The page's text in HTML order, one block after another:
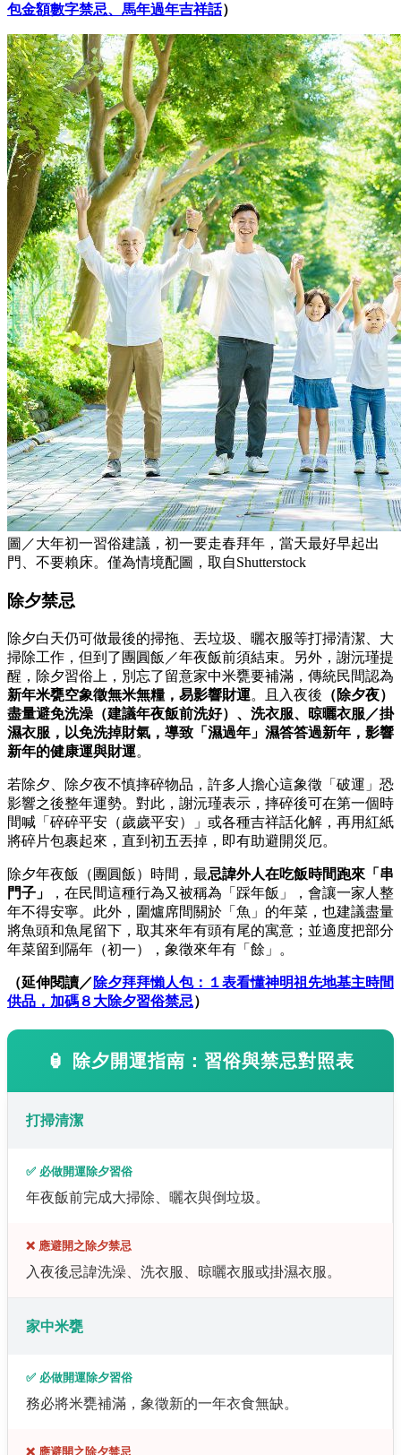
包金額數字禁忌、馬年過年吉祥話）
圖／大年初一習俗建議，初一要走春拜年，當天最好早起出
門、不要賴床。僅為情境配圖，取自Shutterstock
除夕禁忌
除夕白天仍可做最後的掃拖、丟垃圾、曬衣服等打掃清潔、大
掃除工作，但到了團圓飯／年夜飯前須結束。另外，謝沅瑾提
醒，除夕習俗上，別忘了留意家中米甕要補滿，傳統民間認為
新年米甕空象徵無米無糧，易影響財運。且入夜後 （除夕夜）
盡量避免洗澡（建議年夜飯前洗好）、洗衣服、晾曬衣服／掛
濕衣服，以免洗掉財氣，導致「濕過年」濕答答過新年，影響
新年的健康運與財運。
若除夕、除夕夜不慎摔碎物品，許多人擔心這象徵「破運」恐
影響之後整年運勢。對此，謝沅瑾表示，摔碎後可在第一個時
間喊「碎碎平安（歲歲平安）」或各種吉祥話化解，再用紅紙
將碎片包裹起來，直到初五丟掉，即有助避開災厄。
除夕年夜飯（團圓飯）時間，最忌諱外人在吃飯時間跑來「串
門子」
，在民間這種行為又被稱為「踩年飯」，會讓一家人整
年不得安寧。此外，圍爐席間關於「魚」的年菜，也建議盡量
將魚頭和魚尾留下，取其來年有頭有尾的寓意；並適度把部分
年菜留到隔年（初一），象徵來年有「餘」。
（延伸閱讀／除夕拜拜懶人包：１表看懂神明祖先地基主時間
供品，加碼８大除夕習俗禁忌）
🏮 除夕開運指南：習俗與禁忌對照表
打掃清潔
✅ 必做開運除夕習俗
年夜飯前完成大掃除、曬衣與倒垃圾。
❌ 應避開之除夕禁忌
入夜後忌諱洗澡、洗衣服、晾曬衣服或掛濕衣服。
家中米甕
✅ 必做開運除夕習俗
務必將米甕補滿，象徵新的一年衣食無缺。
❌ 應避開之除夕禁忌